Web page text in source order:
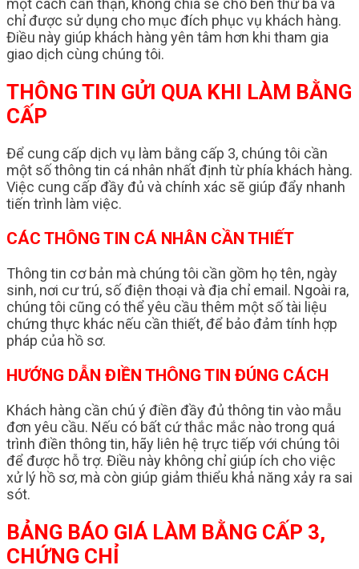
một cách cẩn thận, không chia sẻ cho bên thứ ba và
chỉ được sử dụng cho mục đích phục vụ khách hàng.
Điều này giúp khách hàng yên tâm hơn khi tham gia
giao dịch cùng chúng tôi.
THÔNG TIN GỬI QUA KHI LÀM BẰNG
CẤP
Để cung cấp dịch vụ làm bằng cấp 3, chúng tôi cần
một số thông tin cá nhân nhất định từ phía khách hàng.
Việc cung cấp đầy đủ và chính xác sẽ giúp đẩy nhanh
tiến trình làm việc.
CÁC THÔNG TIN CÁ NHÂN CẦN THIẾT
Thông tin cơ bản mà chúng tôi cần gồm họ tên, ngày
sinh, nơi cư trú, số điện thoại và địa chỉ email. Ngoài ra,
chúng tôi cũng có thể yêu cầu thêm một số tài liệu
chứng thực khác nếu cần thiết, để bảo đảm tính hợp
pháp của hồ sơ.
HƯỚNG DẪN ĐIỀN THÔNG TIN ĐÚNG CÁCH
Khách hàng cần chú ý điền đầy đủ thông tin vào mẫu
đơn yêu cầu. Nếu có bất cứ thắc mắc nào trong quá
trình điền thông tin, hãy liên hệ trực tiếp với chúng tôi
để được hỗ trợ. Điều này không chỉ giúp ích cho việc
xử lý hồ sơ, mà còn giúp giảm thiểu khả năng xảy ra sai
sót.
BẢNG BÁO GIÁ LÀM BẰNG CẤP 3,
CHỨNG CHỈ